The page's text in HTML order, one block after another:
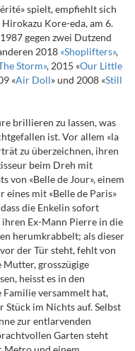
spielt, empfiehlt sich
Kore-eda, am 6.
gegen zwei Dutzend
2018 «Shoplifters»,
Storm», 2015 «Our Little
«Air Doll» und 2008 «Still
brillieren zu lassen, was
ist. Vor allem «la
zu überzeichnen, ihren
beim Dreh mit
von «Belle de Jour», einem
mit «Belle de Paris»
die Enkelin sofort
ihren Ex-Mann Pierre in die
herumkrabbelt; als dieser
der Tür steht, fehlt von
Mutter, grosszügige
heisst es in den
Familie versammelt hat,
Stück im Nichts auf. Selbst
zur entlarvenden
Garten steht